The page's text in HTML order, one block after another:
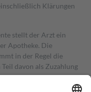
Klärungen
stellt der Arzt ein
Apotheke. Die
in der Regel die
davon als Zuzahlung
in Höhe von zehn